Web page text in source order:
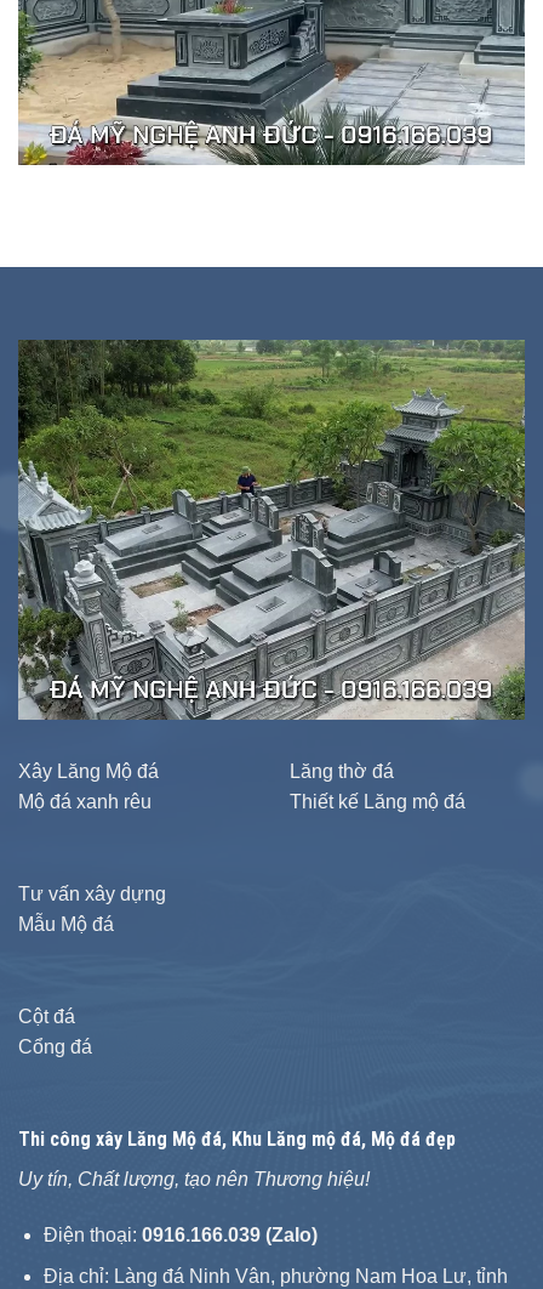
Xây Lăng Mộ đá
Mộ đá xanh rêu
Lăng thờ đá
Thiết kế Lăng mộ đá
Tư vấn xây dựng
Mẫu Mộ đá
Cột đá
Cổng đá
Thi công xây Lăng Mộ đá, Khu Lăng mộ đá, Mộ đá đẹp
Uy tín, Chất lượng, tạo nên Thương hiệu!
Điện thoại: 0916.166.039 (Zalo)
Địa chỉ: Làng đá Ninh Vân, phường Nam Hoa Lư, tỉnh